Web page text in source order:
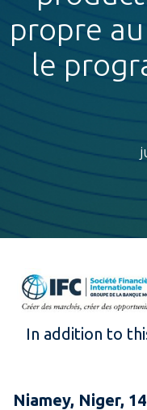
propre
le
In addition to
Niamey, Niger,